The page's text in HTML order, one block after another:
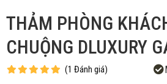
THẢM PHÒNG
CHUỘNG DLUXURY
(1 Đánh giá)